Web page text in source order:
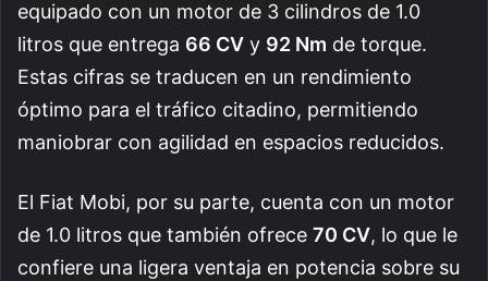
equipado con un motor de 3 cilindros de 1.0
litros que entrega 66 CV y 92 Nm de torque.
Estas cifras se traducen en un rendimiento
óptimo para el tráfico citadino, permitiendo
maniobrar con agilidad en espacios reducidos.
El Fiat Mobi, por su parte, cuenta con un motor
de 1.0 litros que también ofrece 70 CV, lo que le
confiere una ligera ventaja en potencia sobre su